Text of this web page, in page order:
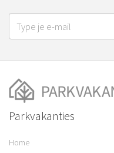
Parkvakanties
Home